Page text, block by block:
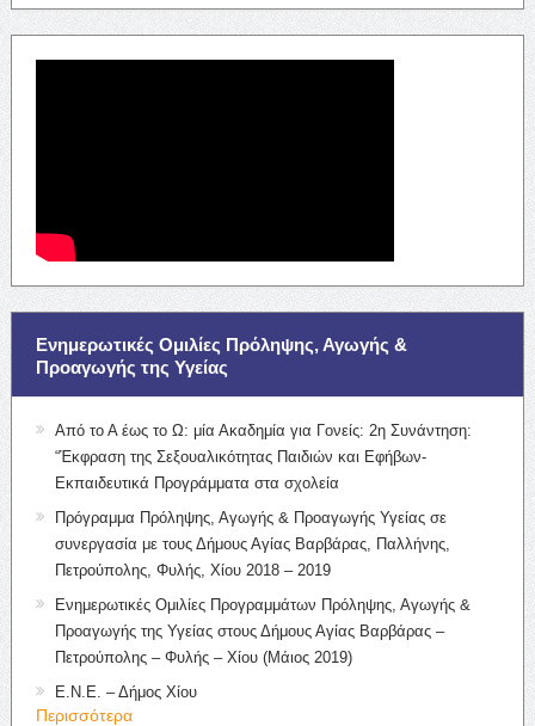
Ενημερωτικές Ομιλίες Πρόληψης, Αγωγής &
Προαγωγής της Υγείας
Από το Α έως το Ω: μία Ακαδημία για Γονείς: 2η Συνάντηση:
“Έκφραση της Σεξουαλικότητας Παιδιών και Εφήβων-
Εκπαιδευτικά Προγράμματα στα σχολεία
Πρόγραμμα Πρόληψης, Αγωγής & Προαγωγής Υγείας σε
συνεργασία με τους Δήμους Αγίας Βαρβάρας, Παλλήνης,
Πετρούπολης, Φυλής, Χίου 2018 – 2019
Ενημερωτικές Ομιλίες Προγραμμάτων Πρόληψης, Αγωγής &
Προαγωγής της Υγείας στους Δήμους Αγίας Βαρβάρας –
Πετρούπολης – Φυλής – Χίου (Μάιος 2019)
Ε.Ν.Ε. – Δήμος Χίου
Περισσότερα